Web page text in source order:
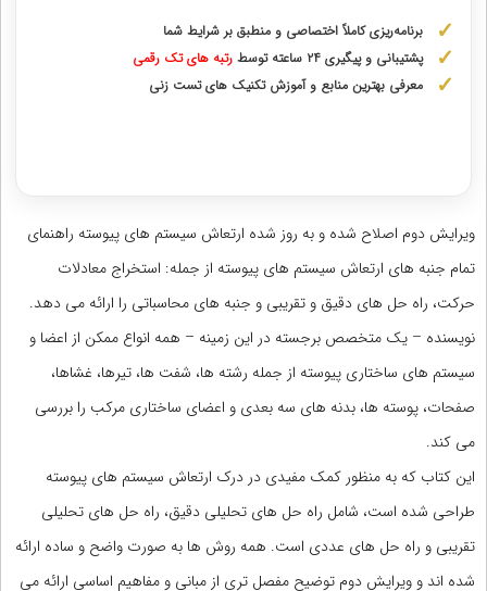
برنامه‌ریزی کاملاً اختصاصی و منطبق بر شرایط شما
پشتیبانی و پیگیری ۲۴ ساعته توسط
رتبه‌ های تک رقمی
معرفی بهترین منابع و آموزش تکنیک های تست زنی
ویرایش دوم اصلاح شده و به روز شده ارتعاش سیستم های پیوسته راهنمای
تمام جنبه های ارتعاش سیستم های پیوسته از جمله: استخراج معادلات
حرکت، راه حل های دقیق و تقریبی و جنبه های محاسباتی را ارائه می دهد.
نویسنده – یک متخصص برجسته در این زمینه – همه انواع ممکن از اعضا و
سیستم های ساختاری پیوسته از جمله رشته ها، شفت ها، تیرها، غشاها،
صفحات، پوسته ها، بدنه های سه بعدی و اعضای ساختاری مرکب را بررسی
می کند.
این کتاب که به منظور کمک مفیدی در درک ارتعاش سیستم های پیوسته
طراحی شده است، شامل راه حل های تحلیلی دقیق، راه حل های تحلیلی
تقریبی و راه حل های عددی است. همه روش ها به صورت واضح و ساده ارائه
شده اند و ویرایش دوم توضیح مفصل تری از مبانی و مفاهیم اساسی ارائه می